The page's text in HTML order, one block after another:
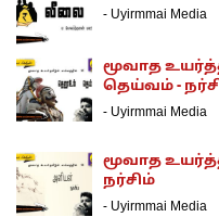
- Uyirmmai Media
மூவாத
தெய்வம் -
- Uyirmmai Media
மூவாத
நர்சிம்
- Uyirmmai Media